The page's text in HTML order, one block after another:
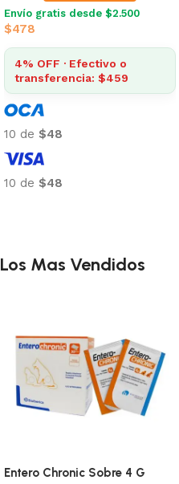
Envío gratis desde $2.500
$478
4% OFF · Efectivo o
transferencia: $459
10 de $48
10 de $48
Los Mas Vendidos
Entero Chronic Sobre 4 G